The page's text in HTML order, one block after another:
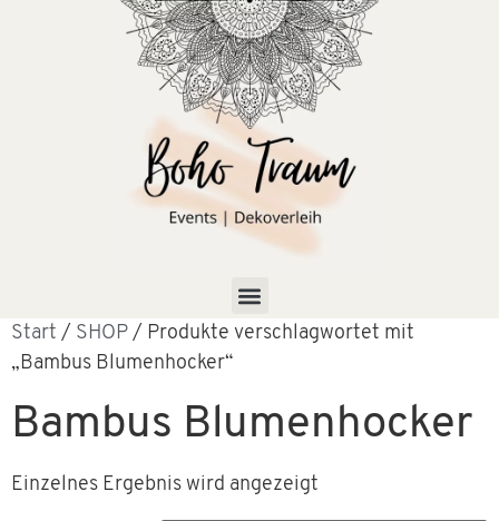
Start / SHOP / Produkte verschlagwortet mit
„Bambus Blumenhocker“
Bambus Blumenhocker
Einzelnes Ergebnis wird angezeigt